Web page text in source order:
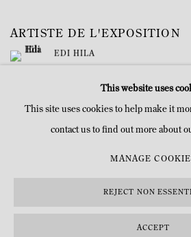
ARTISTE DE L'EXPOSITION
EDI HILA
This website uses
This site uses cookies to help make it
contact us to find out more about
MANAGE
REJECT NON
ACCEPT